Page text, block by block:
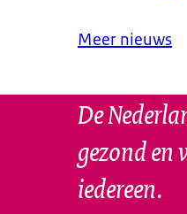
Meer nieuws
De
gezond en
iedereen.